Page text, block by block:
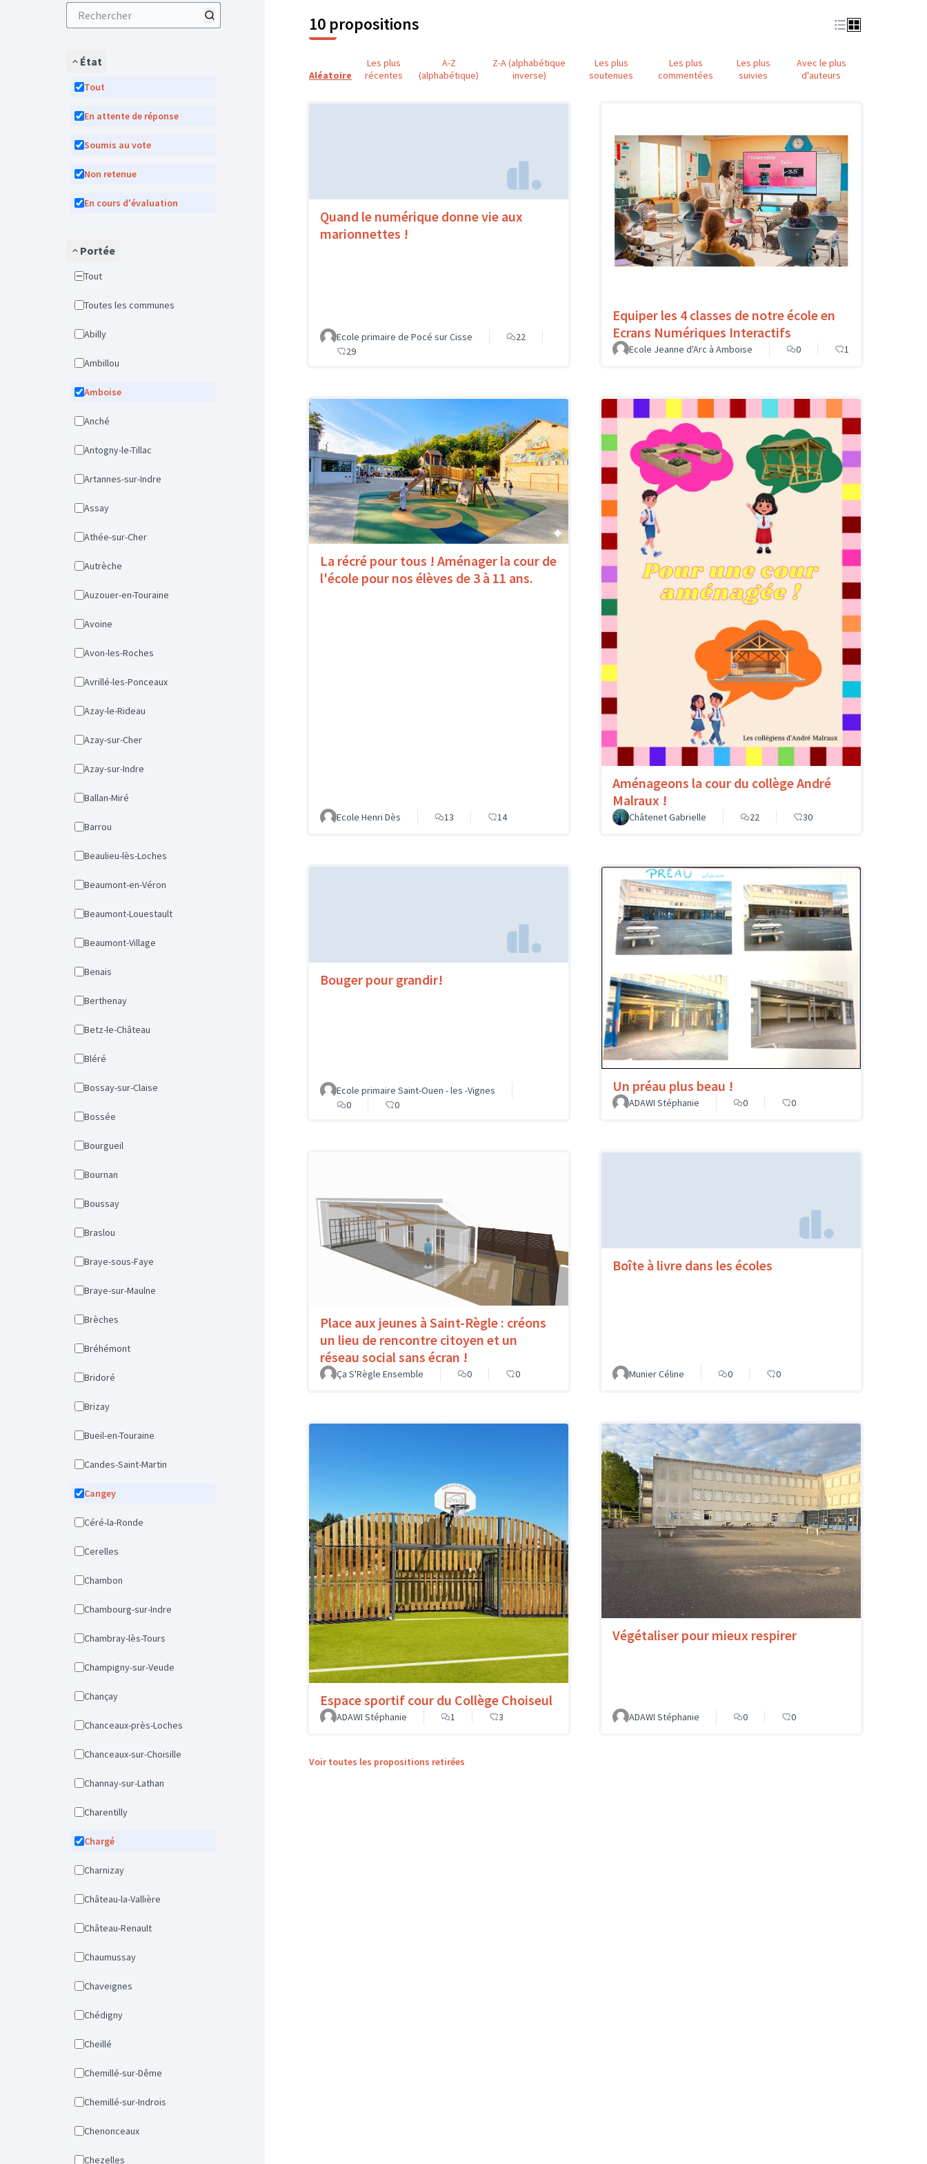
État
Tout
En attente de réponse
Soumis au vote
Non retenue
En cours d'évaluation
Portée
Tout
Toutes les communes
Abilly
Ambillou
Amboise
Anché
Antogny-le-Tillac
Artannes-sur-Indre
Assay
Athée-sur-Cher
Autrèche
Auzouer-en-Touraine
Avoine
Avon-les-Roches
Avrillé-les-Ponceaux
Azay-le-Rideau
Azay-sur-Cher
Azay-sur-Indre
Ballan-Miré
Barrou
Beaulieu-lès-Loches
Beaumont-en-Véron
Beaumont-Louestault
Beaumont-Village
Benais
Berthenay
Betz-le-Château
Bléré
Bossay-sur-Claise
Bossée
Bourgueil
Bournan
Boussay
Braslou
Braye-sous-Faye
Braye-sur-Maulne
Brèches
Bréhémont
Bridoré
Brizay
Bueil-en-Touraine
Candes-Saint-Martin
Cangey
Céré-la-Ronde
Cerelles
Chambon
Chambourg-sur-Indre
Chambray-lès-Tours
Champigny-sur-Veude
Chançay
Chanceaux-près-Loches
Chanceaux-sur-Choisille
Channay-sur-Lathan
Charentilly
Chargé
Charnizay
Château-la-Vallière
Château-Renault
Chaumussay
Chaveignes
Chédigny
Cheillé
Chemillé-sur-Dême
Chemillé-sur-Indrois
Chenonceaux
Chezelles
10 propositions
Aléatoire
Les plus
récentes
A-Z
(alphabétique)
Z-A (alphabétique
inverse)
Les plus
soutenues
Les plus
commentées
Les plus
suivies
Avec le plus
d'auteurs
Quand le numérique donne vie aux
marionnettes !
Ecole primaire de Pocé sur Cisse
22
29
Equiper les 4 classes de notre école en
Ecrans Numériques Interactifs
Ecole Jeanne d'Arc à Amboise 0 1
La récré pour tous ! Aménager la cour de
l'école pour nos élèves de 3 à 11 ans.
Ecole Henri Dès 13 14
Aménageons la cour du collège André
Malraux !
Châtenet Gabrielle 22 30
Bouger pour grandir!
Ecole primaire Saint-Ouen - les -Vignes
0
0
Un préau plus beau !
ADAWI Stéphanie 0 0
Place aux jeunes à Saint-Règle : créons
un lieu de rencontre citoyen et un
réseau social sans écran !
Ça S'Règle Ensemble 0 0
Boîte à livre dans les écoles
Munier Céline 0 0
Espace sportif cour du Collège Choiseul
ADAWI Stéphanie 1 3
Végétaliser pour mieux respirer
ADAWI Stéphanie 0 0
Voir toutes les propositions retirées